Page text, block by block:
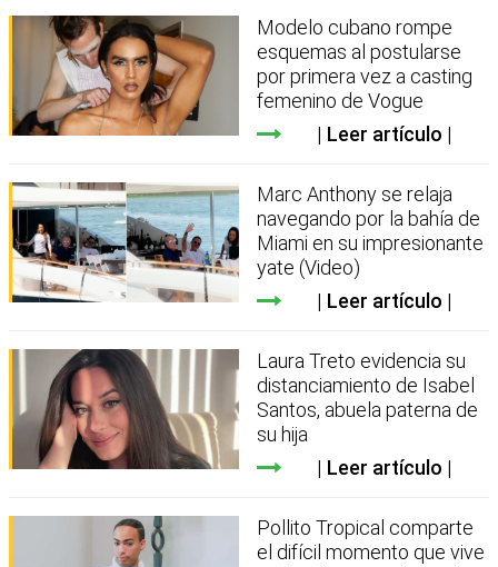
Modelo cubano rompe
esquemas al postularse
por primera vez a casting
femenino de Vogue
Leer artículo
Marc Anthony se relaja
navegando por la bahía de
Miami en su impresionante
yate (Video)
Leer artículo
Laura Treto evidencia su
distanciamiento de Isabel
Santos, abuela paterna de
su hija
Leer artículo
Pollito Tropical comparte
el difícil momento que vive